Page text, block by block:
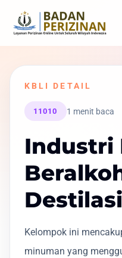
KBLI DETAIL
11010 1 menit baca
Industri
Destilasi
Kelompok ini
minuman yang